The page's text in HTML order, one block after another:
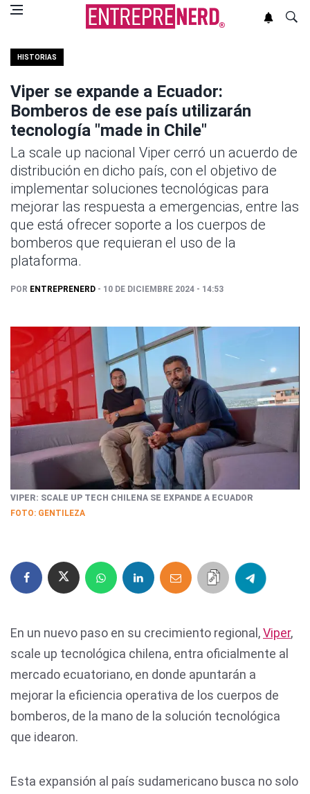
HISTORIAS
Viper se expande a Ecuador:
Bomberos de ese país utilizarán
tecnología "made in Chile"
La scale up nacional Viper cerró un acuerdo de
distribución en dicho país, con el objetivo de
implementar soluciones tecnológicas para
mejorar las respuesta a emergencias, entre las
que está ofrecer soporte a los cuerpos de
bomberos que requieran el uso de la
plataforma.
POR ENTREPRENERD - 10 DE DICIEMBRE 2024 - 14:53
VIPER: SCALE UP TECH CHILENA SE EXPANDE A ECUADOR
FOTO: GENTILEZA
En un nuevo paso en su crecimiento regional,Viper,
scale up tecnológica chilena, entra oficialmente al
mercado ecuatoriano, en donde apuntarán a
mejorar la eficiencia operativa de los cuerpos de
bomberos, de la mano de la solución tecnológica
que idearon.
Esta expansión al país sudamericano busca no solo